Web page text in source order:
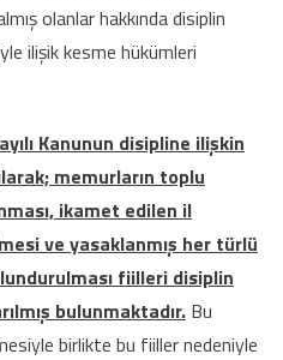
olanlar hakkında disiplin
ilişik kesme hükümleri
Kanunun disipline ilişkin
memurların toplu
ikamet edilen il
ve yasaklanmış her türlü
fiilleri disiplin
bulunmaktadır.Bu
birlikte bu fiiller nedeniyle